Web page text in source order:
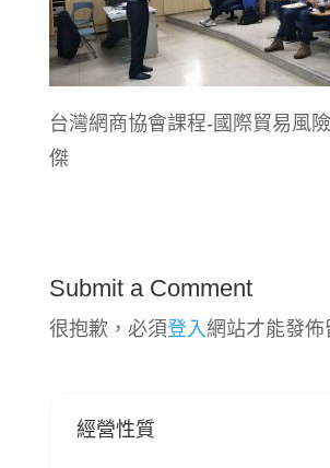
台灣網商協會課程-國際貿易風
傑
Submit a Comment
很抱歉，必須登入 網站才能發佈
經營性質